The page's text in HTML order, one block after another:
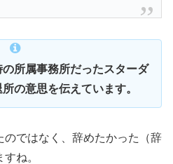
所属事務所だったスターダ
の意思を伝えています。
ではなく、辞めたかった（辞
ね。